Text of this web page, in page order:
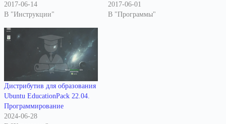
2017-06-14
В "Инструкции"
2017-06-01
В "Программы"
Дистрибутив для образования
Ubuntu EducationPack 22.04.
Программирование
2024-06-28